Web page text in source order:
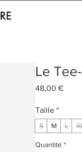
Le
48,00 €Prix
Taille *
S M L
Quantité *